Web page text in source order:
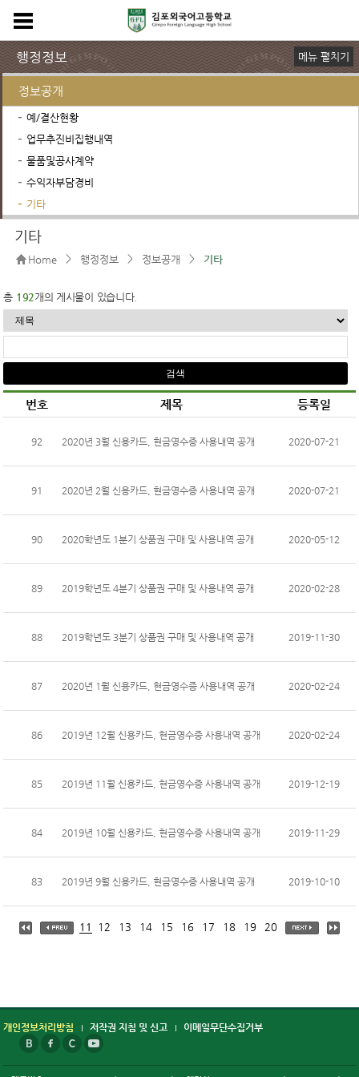
행정정보
규정 및 양식
장학금안내
정보공개
예/결산현황
업무추진비집행내역
물품및공사계약
수익자부담경비
기타
사이버성고충센터
채용공고
학교평가
메뉴 펼치기
기타
Home > 행정정보 > 정보공개 > 기타
총 192개의 게시물이 있습니다.
번호 제목 등록일
92 2020년 3월 신용카드, 현금영수증 사용내역 공개 2020-07-21
91 2020년 2월 신용카드, 현금영수증 사용내역 공개 2020-07-21
90 2020학년도 1분기 상품권 구매 및 사용내역 공개 2020-05-12
89 2019학년도 4분기 상품권 구매 및 사용내역 공개 2020-02-28
88 2019학년도 3분기 상품권 구매 및 사용내역 공개 2019-11-30
87 2020년 1월 신용카드, 현금영수증 사용내역 공개 2020-02-24
86 2019년 12월 신용카드, 현금영수증 사용내역 공개 2020-02-24
85 2019년 11월 신용카드, 현금영수증 사용내역 공개 2019-12-19
84 2019년 10월 신용카드, 현금영수증 사용내역 공개 2019-11-29
83 2019년 9월 신용카드, 현금영수증 사용내역 공개 2019-10-10
11 12 13 14 15 16 17 18 19 20
개인정보처리방침 저작권 지침 및 신고 이메일무단수집거부